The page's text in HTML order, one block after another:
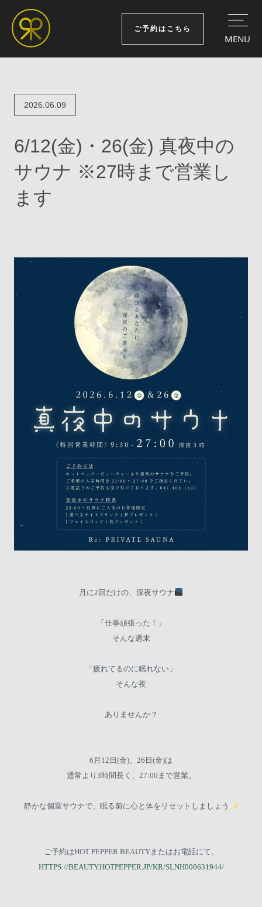
ご予約はこちら
MENU
2026.06.09
6/12(金)・26(金) 真夜中の
サウナ ※27時まで営業し
ます
月に2回だけの、深夜サウナ
「仕事頑張った！」
そんな週末
「疲れてるのに眠れない」
そんな夜
ありませんか？
6月12日(金)、26日(金)は
通常より3時間長く、27:00まで営業。
静かな個室サウナで、眠る前に心と体をリセットしましょう
ご予約はHOT PEPPER BEAUTYまたはお電話にて。
HTTPS://BEAUTY.HOTPEPPER.JP/KR/SLNH000631944/